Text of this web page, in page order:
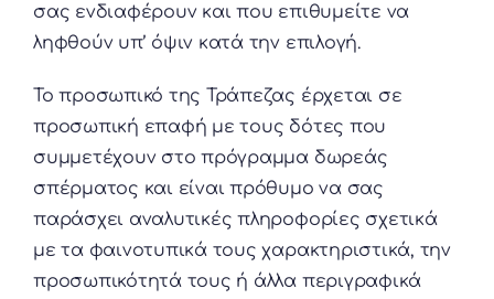
σας ενδιαφέρουν και που επιθυμείτε να
ληφθούν υπ’ όψιν κατά την επιλογή.
Το προσωπικό της Τράπεζας έρχεται σε
προσωπική επαφή με τους δότες που
συμμετέχουν στο πρόγραμμα δωρεάς
σπέρματος και είναι πρόθυμο να σας
παράσχει αναλυτικές πληροφορίες σχετικά
με τα φαινοτυπικά τους χαρακτηριστικά, την
προσωπικότητά τους ή άλλα περιγραφικά